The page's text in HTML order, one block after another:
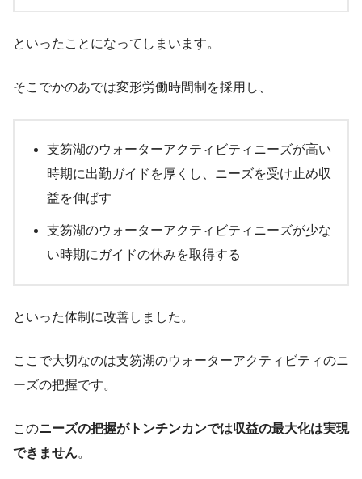
といったことになってしまいます。
そこでかのあでは変形労働時間制を採用し、
支笏湖のウォーターアクティビティニーズが高い
時期に出勤ガイドを厚くし、ニーズを受け止め収
益を伸ばす
支笏湖のウォーターアクティビティニーズが少な
い時期にガイドの休みを取得する
といった体制に改善しました。
ここで大切なのは支笏湖のウォーターアクティビティのニ
ーズの把握です。
このニーズの把握がトンチンカンでは収益の最大化は実現
できません。